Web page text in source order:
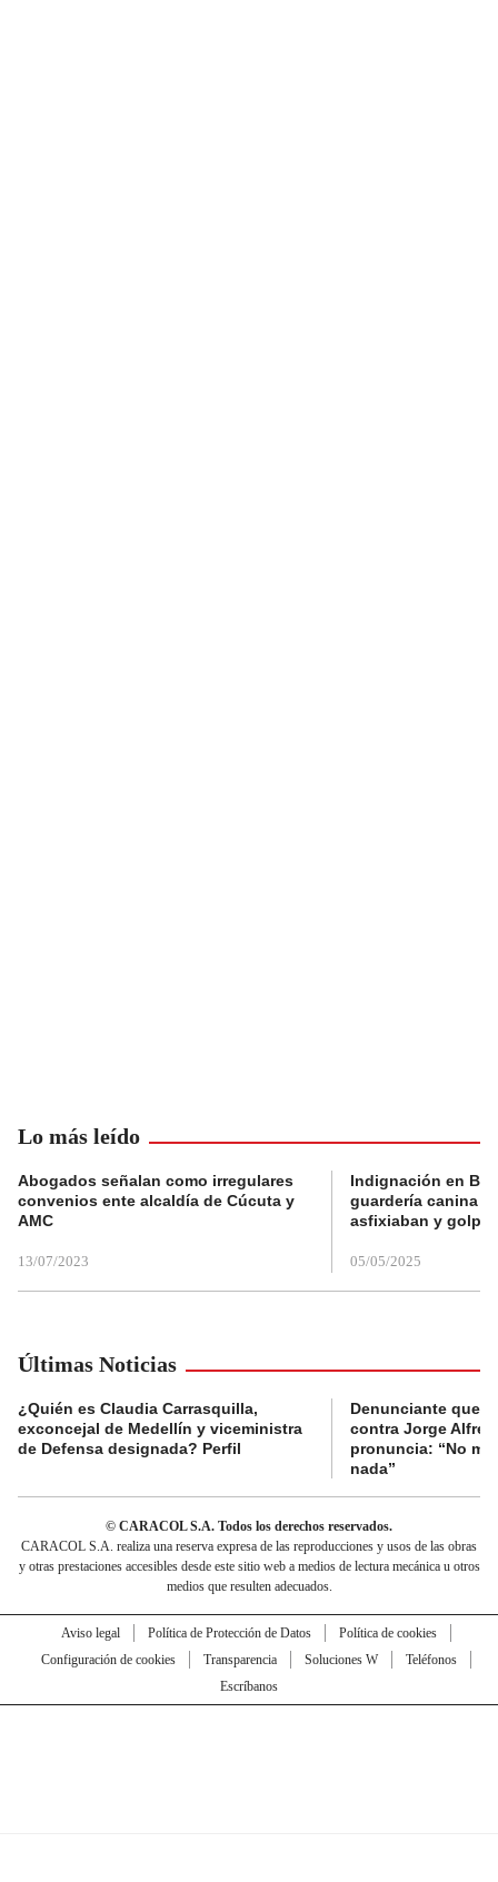
Lo más leído
Abogados señalan como irregulares
convenios ente alcaldía de Cúcuta y
AMC
13/07/2023
Indignación en
guardería canina
asfixiaban y
05/05/2025
Últimas Noticias
¿Quién es Claudia Carrasquilla,
exconcejal de Medellín y viceministra
de Defensa designada? Perfil
Denunciante que
contra Jorge
pronuncia: “No
nada”
© CARACOL S.A. Todos los derechos reservados.
CARACOL S.A. realiza una reserva expresa de las reproducciones y usos de las obras
y otras prestaciones accesibles desde este sitio web a medios de lectura mecánica u otros
medios que resulten adecuados.
Aviso legal Política de Protección de Datos
Política de cookies
Configuración de cookies
Transparencia Soluciones W
Teléfonos
Escríbanos